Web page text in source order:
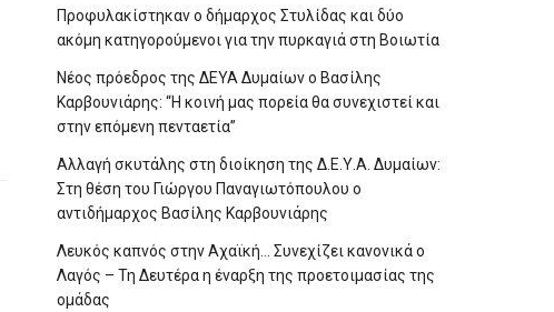
Προφυλακίστηκαν ο δήμαρχος Στυλίδας και δύο
ακόμη κατηγορούμενοι για την πυρκαγιά στη Βοιωτία
Νέος πρόεδρος της ΔΕΥΑ Δυμαίων ο Βασίλης
Καρβουνιάρης: “Η κοινή μας πορεία θα συνεχιστεί και
στην επόμενη πενταετία”
Αλλαγή σκυτάλης στη διοίκηση της Δ.Ε.Υ.Α. Δυμαίων:
Στη θέση του Γιώργου Παναγιωτόπουλου ο
αντιδήμαρχος Βασίλης Καρβουνιάρης
Λευκός καπνός στην Αχαϊκή… Συνεχίζει κανονικά ο
Λαγός – Τη Δευτέρα η έναρξη της προετοιμασίας της
ομάδας